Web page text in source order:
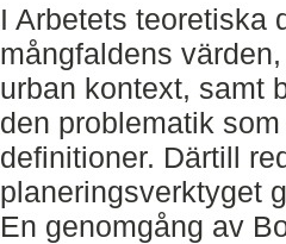
I Arbetets teoretiska
mångfaldens
urban kontext, samt
den problematik
definitioner. Därtill
planeringsverktyget
En genomgång av